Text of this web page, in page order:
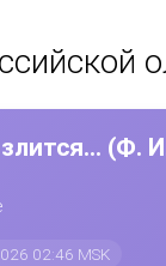
(Ф.
02:46 MSK